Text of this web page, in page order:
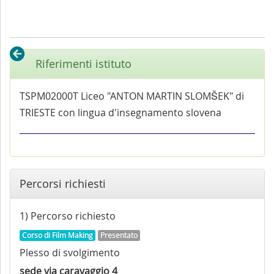
Riferimenti istituto
TSPM02000T Liceo "ANTON MARTIN SLOMŠEK" di
TRIESTE con lingua d'insegnamento slovena
Percorsi richiesti
1) Percorso richiesto
Corso di Film Making Presentato
Plesso di svolgimento
sede via caravaggio 4